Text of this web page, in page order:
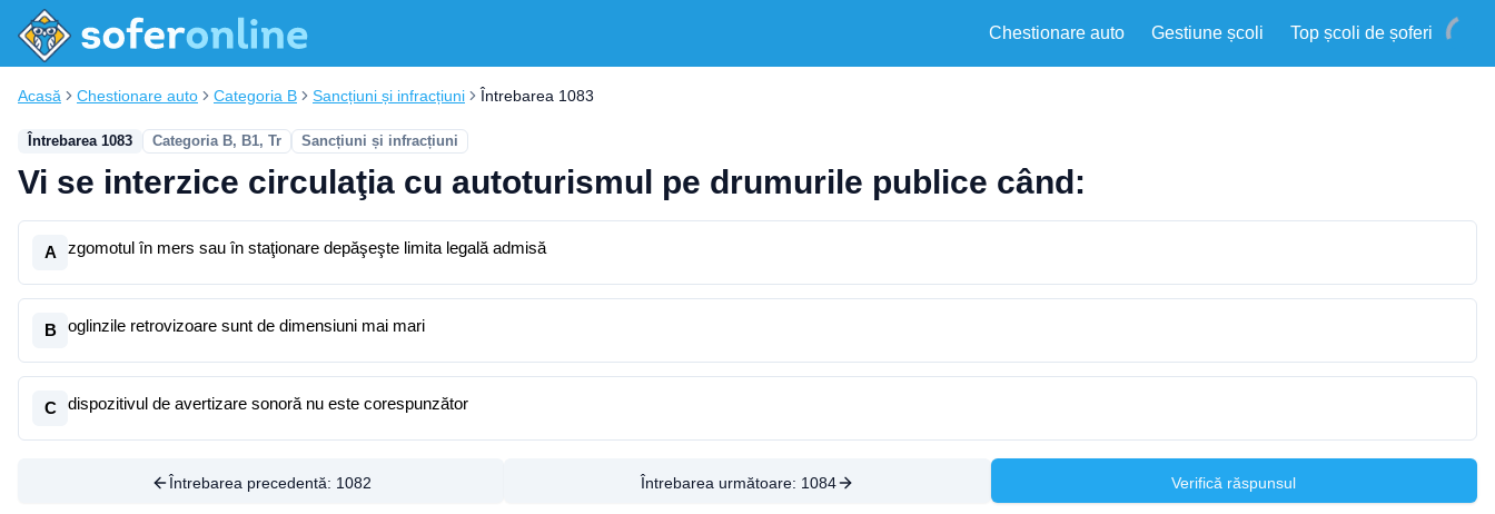
Chestionare auto Gestiune școli Top școli de șoferi
Acasă Chestionare auto Categoria B Sancțiuni și infracțiuni Întrebarea 1083
Întrebarea 1083 Categoria B, B1, Tr Sancțiuni și infracțiuni
Vi se interzice circulaţia cu autoturismul pe drumurile publice când:
A zgomotul în mers sau în staţionare depăşeşte limita legală admisă
B oglinzile retrovizoare sunt de dimensiuni mai mari
C dispozitivul de avertizare sonoră nu este corespunzător
Întrebarea precedentă: 1082 Întrebarea următoare: 1084 Verifică răspunsul